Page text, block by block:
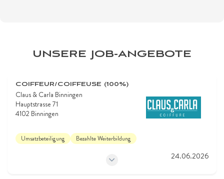
UNSERE JOB-ANGEBOTE
COIFFEUR/COIFFEUSE (100%)
Claus & Carla Binningen
Hauptstrasse 71
4102 Binningen
Umsatzbeteiligung Bezahlte Weiterbildung
24.06.2026